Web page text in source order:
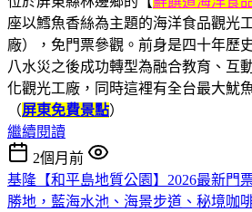
座以鱈魚香絲為主題的海洋食品觀光
廠），免門票參觀。前身是四十年歷
八水災之後成功轉型為融合教育、互
化觀光工廠，同時這裡有全台最大魷
（屏東免費景點）
繼續閱讀
2個月前
基隆【和平島地質公園】2026最新門
勝地，藍海水池、海景步道、秘境咖